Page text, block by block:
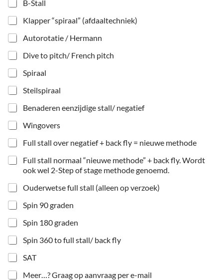
B-Stall
Klapper “spiraal” (afdaaltechniek)
Autorotatie / Hermann
Dive to pitch/ French pitch
Spiraal
Steilspiraal
Benaderen eenzijdige stall/ negatief
Wingovers
Full stall over negatief + back fly = nieuwe methode
Full stall normaal “nieuwe methode” + back fly. Wordt
ook wel 2-Step of stage methode genoemd.
Ouderwetse full stall (alleen op verzoek)
Spin 90 graden
Spin 180 graden
Spin 360 to full stall/ back fly
SAT
Meer…? Graag op aanvraag per e-mail